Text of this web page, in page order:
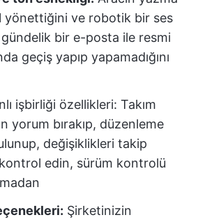
yönettiğini ve robotik bir ses
bir e-posta ile resmi
geçiş yapıp yapamadığını
işbirliği özellikleri: Takım
yorum bırakıp, düzenleme
değişiklikleri takip
edin, sürüm kontrolü
Şirketinizin